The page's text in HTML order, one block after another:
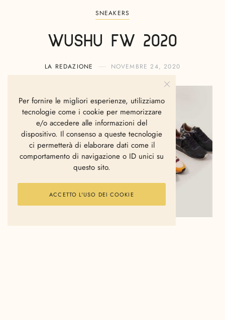
SNEAKERS
WUSHU FW 2020
LA REDAZIONE NOVEMBRE 24, 2020
Per fornire le migliori esperienze, utilizziamo
tecnologie come i cookie per memorizzare
e/o accedere alle informazioni del
dispositivo. Il consenso a queste tecnologie
ci permetterà di elaborare dati come il
comportamento di navigazione o ID unici su
questo sito.
ACCETTO L'USO DEI COOKIE